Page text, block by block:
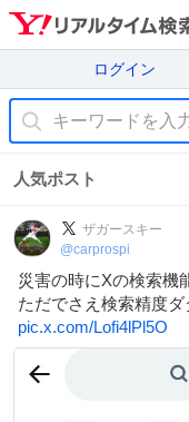
ログイン
人気ポスト
ザガースキー
@carprospi
災害の時にXの検索機
ただでさえ検索精度
pic.x.com/Lofi4lPl5O